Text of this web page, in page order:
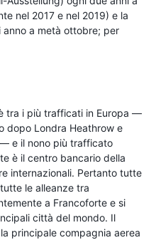
nel 2017 e nel 2019) e la
anno a metà ottobre; per
tra i più trafficati in Europa —
dopo Londra Heathrow e
e il nono più trafficato
è il centro bancario della
internazionali. Pertanto tutte
le alleanze tra
a Francoforte e si
città del mondo. Il
principale compagnia aerea